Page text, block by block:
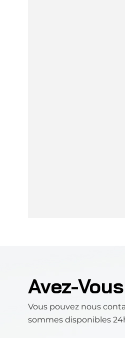
Avez-
Vous pouvez nous
sommes disponibles